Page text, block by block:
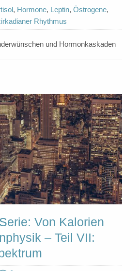
, Hormone, Leptin, Östrogene,
Rhythmus
und Hormonkaskaden
Von Kalorien
– Teil VII: